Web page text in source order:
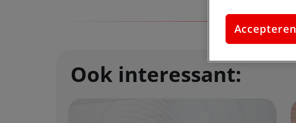
Ook interessant:
Accepteren